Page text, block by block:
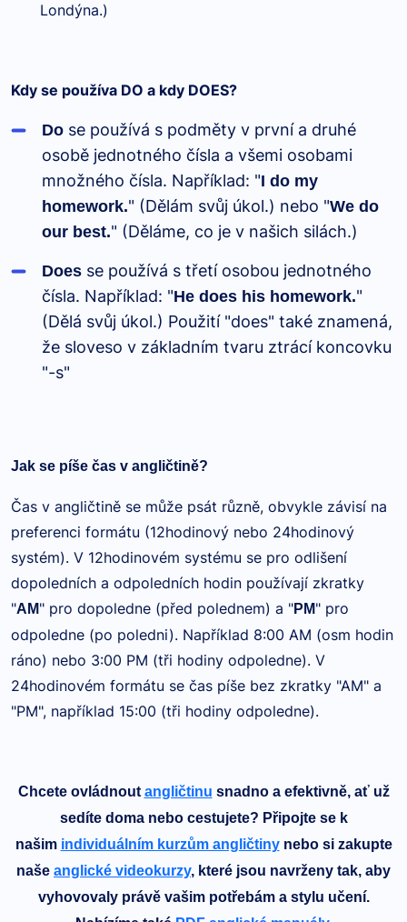
Londýna.)
Kdy se používa DO a kdy DOES?
Do se používá s podměty v první a druhé
osobě jednotného čísla a všemi osobami
množného čísla. Například: "I do my
homework." (Dělám svůj úkol.) nebo "We do
our best." (Děláme, co je v našich silách.)
Does se používá s třetí osobou jednotného
čísla. Například: "He does his homework."
(Dělá svůj úkol.) Použití "does" také znamená,
že sloveso v základním tvaru ztrácí koncovku
"-s"
Jak se píše čas v angličtině?
Čas v angličtině se může psát různě, obvykle závisí na
preferenci formátu (12hodinový nebo 24hodinový
systém). V 12hodinovém systému se pro odlišení
dopoledních a odpoledních hodin používají zkratky
"AM" pro dopoledne (před polednem) a "PM" pro
odpoledne (po poledni). Například 8:00 AM (osm hodin
ráno) nebo 3:00 PM (tři hodiny odpoledne). V
24hodinovém formátu se čas píše bez zkratky "AM" a
"PM", například 15:00 (tři hodiny odpoledne).
Chcete ovládnout angličtinu snadno a efektivně, ať už
sedíte doma nebo cestujete? Připojte se k
našim individuálním kurzům angličtinynebo si zakupte
naše anglické videokurzy, které jsou navrženy tak, aby
vyhovovaly právě vašim potřebám a stylu učení.